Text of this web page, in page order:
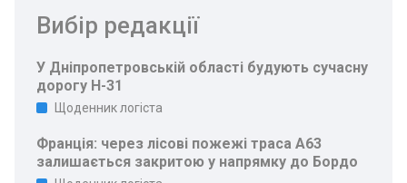
Вибір редакції
У Дніпропетровській області будують сучасну
дорогу Н-31
Щоденник логіста
Франція: через лісові пожежі траса A63
залишається закритою у напрямку до Бордо